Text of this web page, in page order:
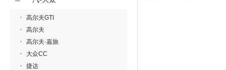
高尔夫GTI
高尔夫
高尔夫·嘉旅
大众CC
捷达